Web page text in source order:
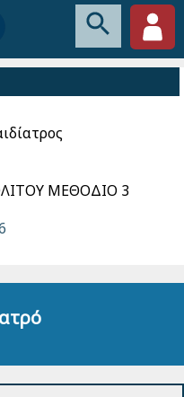
ΜΕΘΟΔΙΟ 3